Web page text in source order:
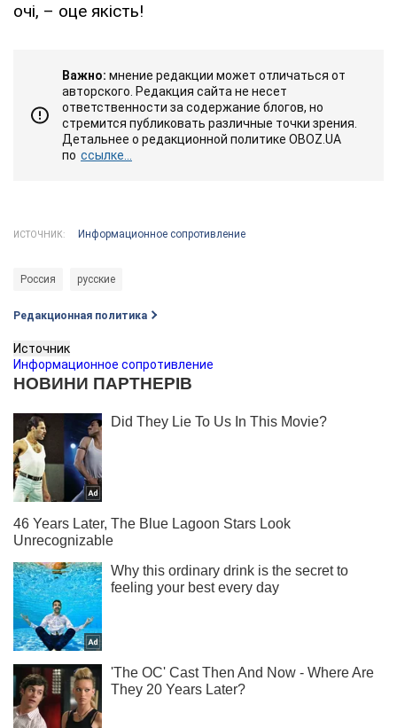
очі, – оце якість!
Важно: мнение редакции может отличаться от
авторского. Редакция сайта не несет
ответственности за содержание блогов, но
стремится публиковать различные точки зрения.
Детальнее о редакционной политике OBOZ.UA
по ссылке...
ИСТОЧНИК: Информационное сопротивление
Россия русские
Редакционная политика
Источник
Информационное сопротивление